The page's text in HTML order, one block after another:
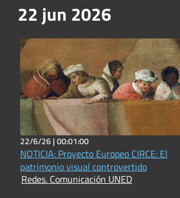
22 jun 2026
22/6/26 |00:01:00
NOTICIA: Proyecto Europeo CIRCE: El
patrimonio visual controvertido
Redes. Comunicación UNED